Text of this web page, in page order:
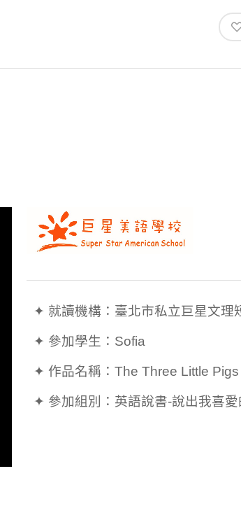
✦ 就讀機構：臺北市私立巨星文理
  ✦ 參加學生：Sofia
  ✦ 作品名稱：The Three Little Pigs